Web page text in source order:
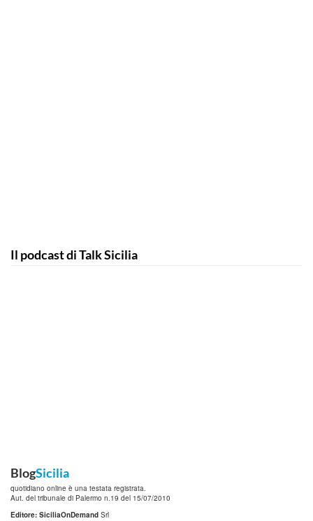
Il podcast di Talk Sicilia
BlogSicilia
quotidiano online è una testata registrata.
Aut. del tribunale di Palermo n.19 del 15/07/2010
Editore: SiciliaOnDemand Srl